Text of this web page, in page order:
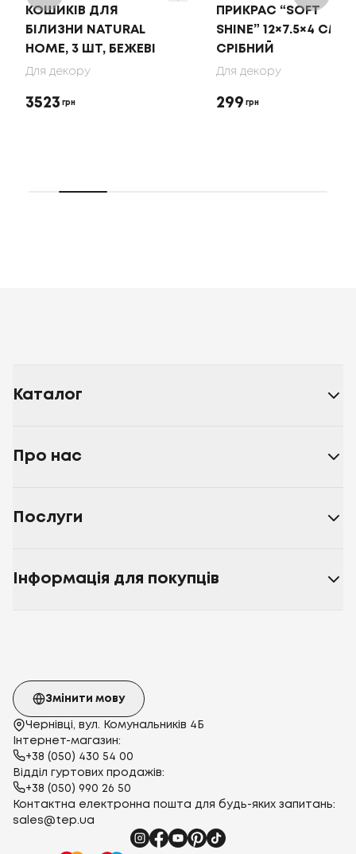
КОШИКІВ ДЛЯ
БІЛИЗНИ NATURAL
HOME, 3 ШТ, БЕЖЕВІ
Для декору
3523 грн
ПРИКРАС “SOFT
SHINE” 12×7.5×4 СМ,
СРІБНИЙ
Для декору
299 грн
Каталог
Про нас
Послуги
Інформація для покупців
Чернівці, вул. Комунальників 4Б
Інтернет-магазин:
+38 (050) 430 54 00
Відділ гуртових продажів:
+38 (050) 990 26 50
Контактна електронна пошта для будь-яких запитань:
sales@tep.ua
Змінити мову